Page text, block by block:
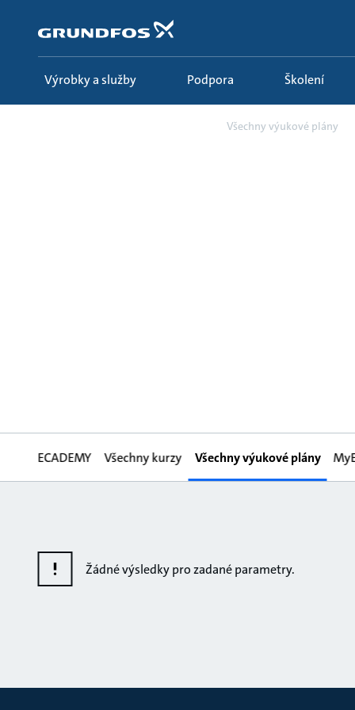
Výrobky a služby Podpora Školení
Všechny výukové plány
ECADEMY Všechny kurzy Všechny výukové plány
Žádné výsledky pro zadané parametry.